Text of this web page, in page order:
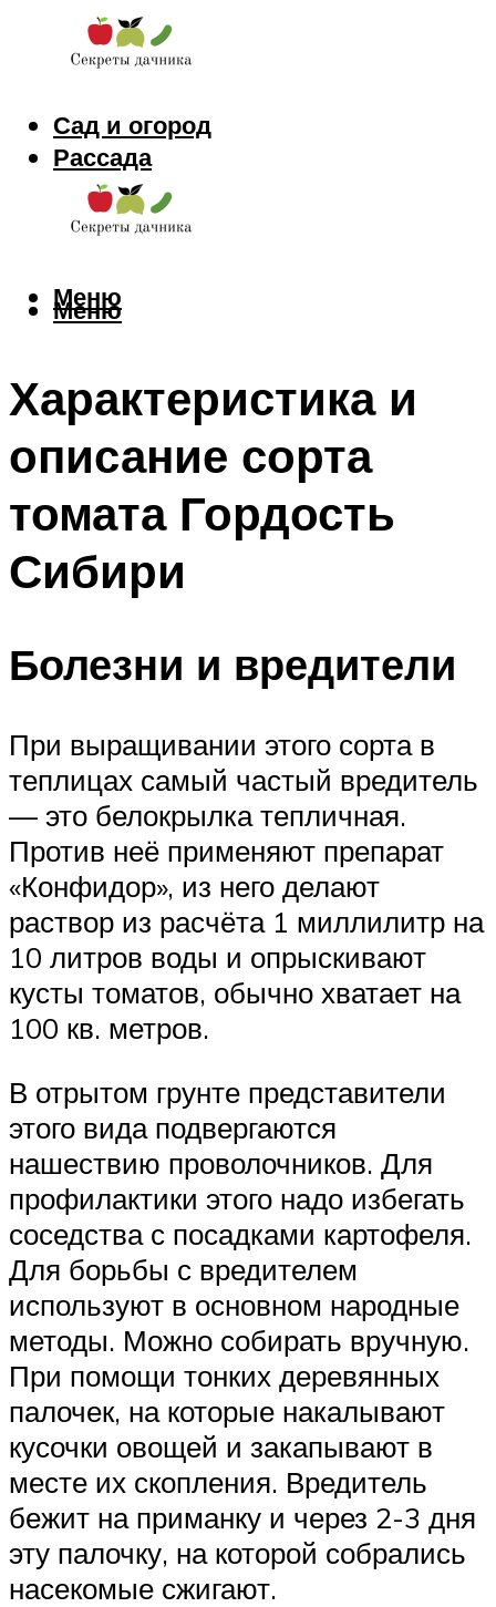
Сад и огород
Рассада
Цветы
Заготовки
Меню
Меню
Характеристика и
описание сорта
томата Гордость
Сибири
Болезни и вредители
При выращивании этого сорта в
теплицах самый частый вредитель
— это белокрылка тепличная.
Против неё применяют препарат
«Конфидор», из него делают
раствор из расчёта 1 миллилитр на
10 литров воды и опрыскивают
кусты томатов, обычно хватает на
100 кв. метров.
В отрытом грунте представители
этого вида подвергаются
нашествию проволочников. Для
профилактики этого надо избегать
соседства с посадками картофеля.
Для борьбы с вредителем
используют в основном народные
методы. Можно собирать вручную.
При помощи тонких деревянных
палочек, на которые накалывают
кусочки овощей и закапывают в
месте их скопления. Вредитель
бежит на приманку и через 2-3 дня
эту палочку, на которой собрались
насекомые сжигают.